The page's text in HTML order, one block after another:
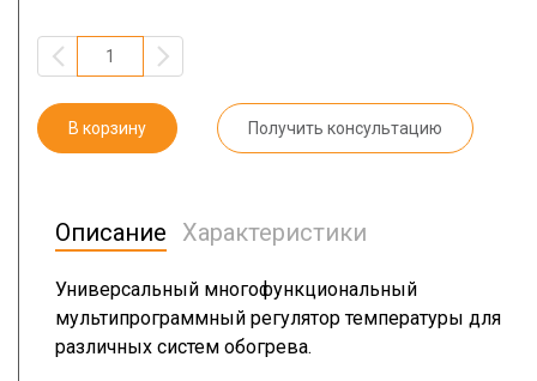
В корзину Получить консультацию
Описание Характеристики
Универсальный многофункциональный
мультипрограммный регулятор температуры для
различных систем обогрева.